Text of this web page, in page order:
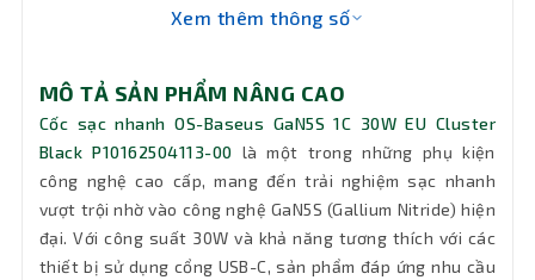
Khối
lượng
49g
Bảo hành 12 tháng
Xem thêm thông số
MÔ TẢ SẢN PHẨM NÂNG CAO
Cốc sạc nhanh OS-Baseus GaN5S 1C 30W EU Cluster
Black P10162504113-00 là một trong những phụ kiện
công nghệ cao cấp, mang đến trải nghiệm sạc nhanh
vượt trội nhờ vào công nghệ GaN5S (Gallium Nitride) hiện
đại. Với công suất 30W và khả năng tương thích với các
thiết bị sử dụng cổng USB-C, sản phẩm đáp ứng nhu cầu